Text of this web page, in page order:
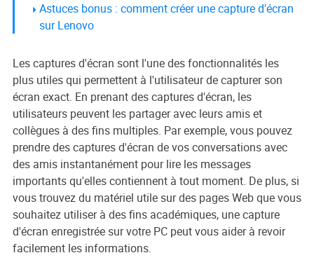
Astuces bonus : comment créer une capture d'écran
sur Lenovo
Les captures d'écran sont l'une des fonctionnalités les
plus utiles qui permettent à l'utilisateur de capturer son
écran exact. En prenant des captures d'écran, les
utilisateurs peuvent les partager avec leurs amis et
collègues à des fins multiples. Par exemple, vous pouvez
prendre des captures d'écran de vos conversations avec
des amis instantanément pour lire les messages
importants qu'elles contiennent à tout moment. De plus, si
vous trouvez du matériel utile sur des pages Web que vous
souhaitez utiliser à des fins académiques, une capture
d'écran enregistrée sur votre PC peut vous aider à revoir
facilement les informations.